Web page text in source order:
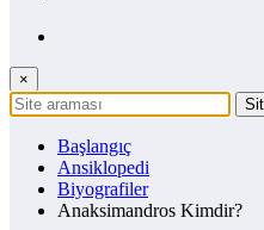
×
Başlangıç
Ansiklopedi
Biyografiler
Anaksimandros Kimdir?